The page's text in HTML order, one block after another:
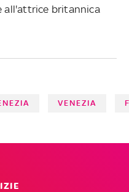
all'attrice britannica
VENEZIA